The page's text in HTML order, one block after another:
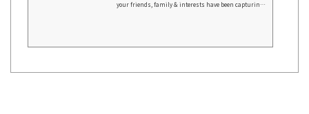
your friends, family & interests have been capturing